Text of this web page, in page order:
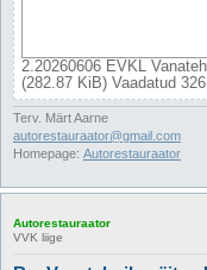
2.20260606 EVKL
(282.87 KiB) Vaadatud
Terv. Märt Aarne
autorestauraator@gmail.com
Homepage: Autorestauraator
Autorestauraator
VVK liige